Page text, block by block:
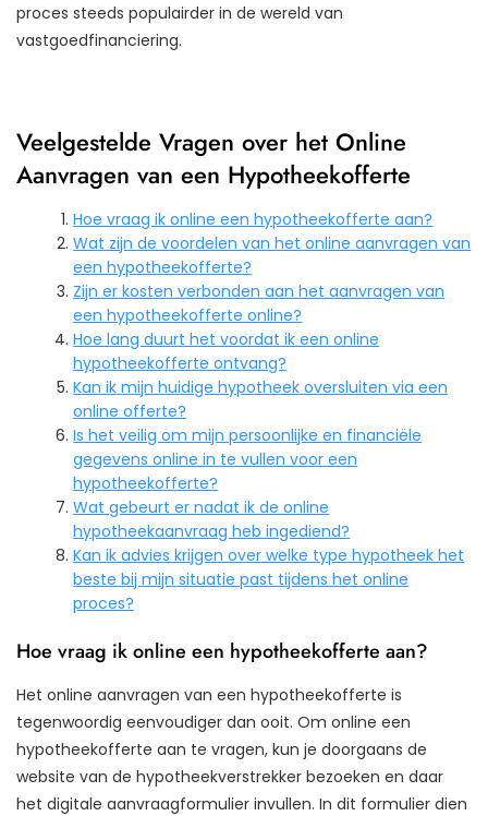
proces steeds populairder in de wereld van
vastgoedfinanciering.
Veelgestelde Vragen over het Online
Aanvragen van een Hypotheekofferte
Hoe vraag ik online een hypotheekofferte aan?
Wat zijn de voordelen van het online aanvragen van
een hypotheekofferte?
Zijn er kosten verbonden aan het aanvragen van
een hypotheekofferte online?
Hoe lang duurt het voordat ik een online
hypotheekofferte ontvang?
Kan ik mijn huidige hypotheek oversluiten via een
online offerte?
Is het veilig om mijn persoonlijke en financiële
gegevens online in te vullen voor een
hypotheekofferte?
Wat gebeurt er nadat ik de online
hypotheekaanvraag heb ingediend?
Kan ik advies krijgen over welke type hypotheek het
beste bij mijn situatie past tijdens het online
proces?
Hoe vraag ik online een hypotheekofferte aan?
Het online aanvragen van een hypotheekofferte is
tegenwoordig eenvoudiger dan ooit. Om online een
hypotheekofferte aan te vragen, kun je doorgaans de
website van de hypotheekverstrekker bezoeken en daar
het digitale aanvraagformulier invullen. In dit formulier dien